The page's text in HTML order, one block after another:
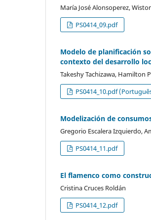
María José Alonsoperez,
PS0414_09.pdf
Modelo de planificación
contexto del desarrollo
Takeshy Tachizawa, Hamilton
PS0414_10.pdf
Modelización de
Gregorio Escalera Izquierdo,
PS0414_11.pdf
El flamenco como
Cristina Cruces Roldán
PS0414_12.pdf